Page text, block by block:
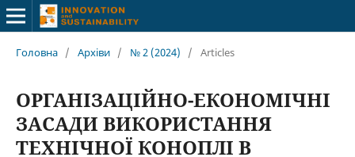
Головна / Архіви / № 2 (2024) / Articles
ОРГАНІЗАЦІЙНО-ЕКОНОМІЧНІ
ЗАСАДИ ВИКОРИСТАННЯ
ТЕХНІЧНОЇ КОНОПЛІ В